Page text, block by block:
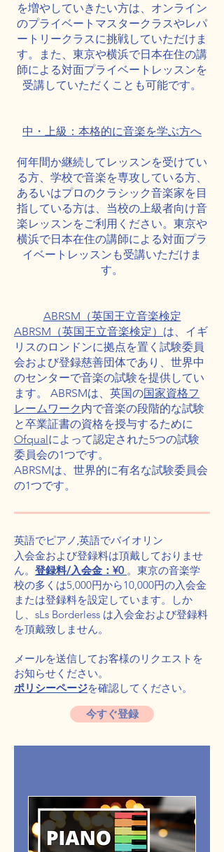
を増やしていきたい方は、オンライン
のプライベートマスタークラスやレパ
ートリークラスに挑戦していただけま
す。また、東京や横浜で日本在住の講
師による対面プライベートレッスンを
受講していただくことも可能です。
中・上級：本格的に音楽を学ぶ方へ
何年間か継続してレッスンを受けてい
る方、学校で音楽を専攻している方、
あるいはプロのクラシック音楽家を目
指している方は、当校の上級者向け音
楽レッスンをご利用ください。東京や
横浜で日本在住の講師による対面プラ
イベートレッスンも受講いただけま
す。
ABRSM（英国王立音楽検定
ABRSM（英国王立音楽検定） は、イギ
リスのロンドンに拠点を置く試験委員
会および登録慈善団体であり、世界中
のセンターで音楽の試験を提供してい
ます。 ABRSMは、英国の国家資格フ
レームワーク 内で音楽の段階的な試験
と卒業証書の資格を授与するために
Ofqualによって認定された5つの試験
委員会の1つです。
ABRSMは、世界的に有名な試験委員会
の1つです。
英語でピアノ,英語でバイオリン
入会金および登録料は頂戴しておりませ
ん。 ​登録料/入会金：¥0 。東京の音楽学
校の多くは5,000円から10,000円の入会金
または登録料を設定しています。しか
し、sLs Borderless は入会金および登録料
を頂戴致しません。
メールを送信してお客様のリクエストを
お知らせください。
ポリシーページを確認してください。
今すぐ登録